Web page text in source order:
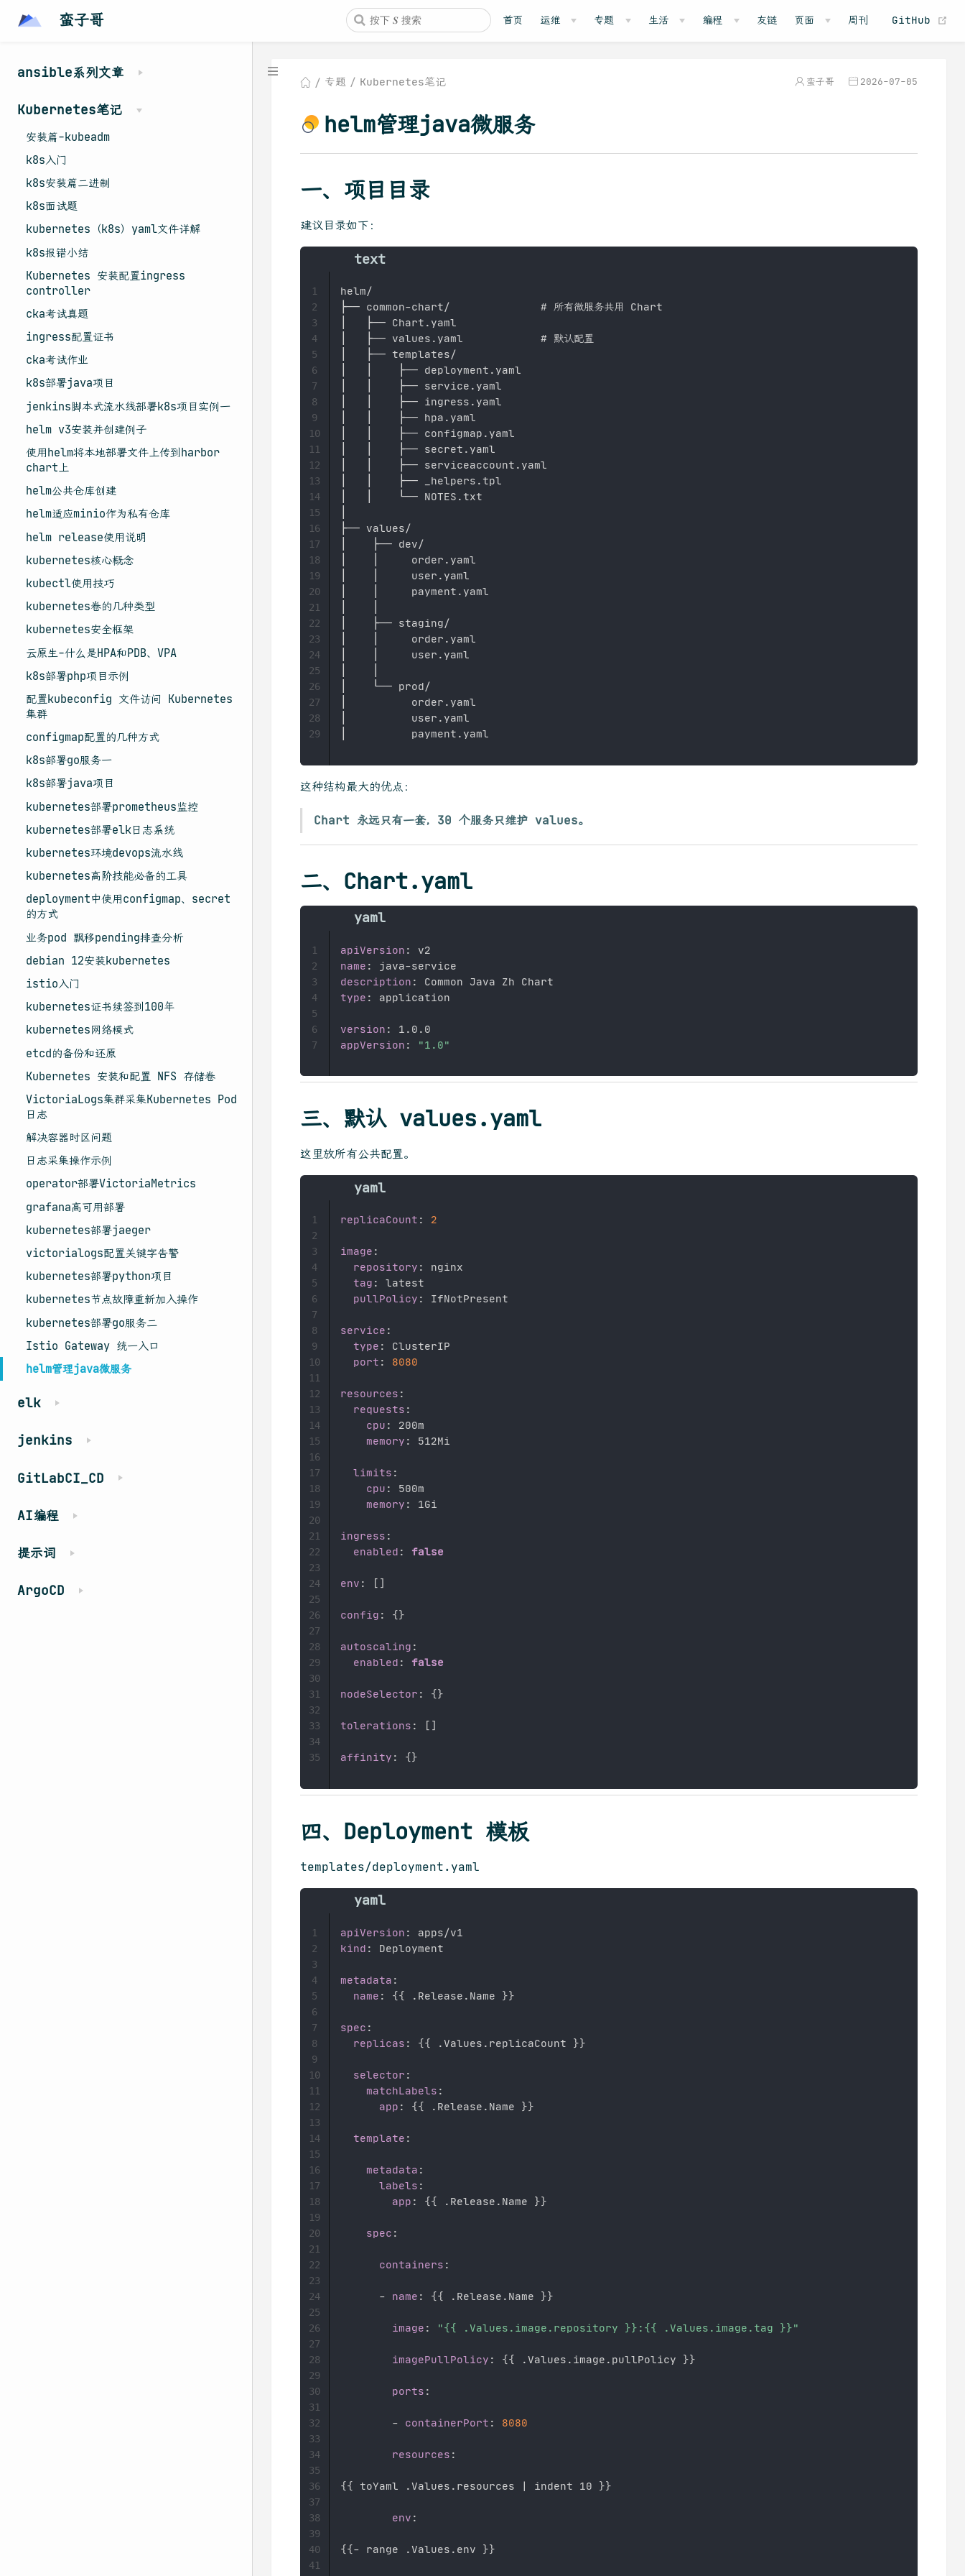
蛮子哥 首页 运维 专题 生活 编程 友链 页面 周刊 GitHub
ansible系列文章
Kubernetes笔记
安装篇-kubeadm
k8s入门
k8s安装篇二进制
k8s面试题
kubernetes（k8s）yaml文件详解
k8s报错小结
Kubernetes 安装配置ingress
controller
cka考试真题
ingress配置证书
cka考试作业
k8s部署java项目
jenkins脚本式流水线部署k8s项目实例一
helm v3安装并创建例子
使用helm将本地部署文件上传到harbor
chart上
helm公共仓库创建
helm适应minio作为私有仓库
helm release使用说明
kubernetes核心概念
kubectl使用技巧
kubernetes卷的几种类型
kubernetes安全框架
云原生-什么是HPA和PDB、VPA
k8s部署php项目示例
配置kubeconfig 文件访问 Kubernetes
集群
configmap配置的几种方式
k8s部署go服务一
k8s部署java项目
kubernetes部署prometheus监控
kubernetes部署elk日志系统
kubernetes环境devops流水线
kubernetes高阶技能必备的工具
deployment中使用configmap、secret
的方式
业务pod 飘移pending排查分析
debian 12安装kubernetes
istio入门
kubernetes证书续签到100年
kubernetes网络模式
etcd的备份和还原
Kubernetes 安装和配置 NFS 存储卷
VictoriaLogs集群采集Kubernetes Pod
日志
解决容器时区问题
日志采集操作示例
operator部署VictoriaMetrics
grafana高可用部署
kubernetes部署jaeger
victorialogs配置关键字告警
kubernetes部署python项目
kubernetes节点故障重新加入操作
kubernetes部署go服务二
Istio Gateway 统一入口
helm管理java微服务
elk
jenkins
GitLabCI_CD
AI编程
提示词
ArgoCD
专题 Kubernetes笔记 蛮子哥 2026-07-05
helm管理java微服务
一、项目目录
建议目录如下：
helm/
├── common-chart/              # 所有微服务共用 Chart
│   ├── Chart.yaml
│   ├── values.yaml            # 默认配置
│   ├── templates/
│   │    ├── deployment.yaml
│   │    ├── service.yaml
│   │    ├── ingress.yaml
│   │    ├── hpa.yaml
│   │    ├── configmap.yaml
│   │    ├── secret.yaml
│   │    ├── serviceaccount.yaml
│   │    ├── _helpers.tpl
│   │    └── NOTES.txt
├── values/
│    ├── dev/
│    │     order.yaml
│    │     user.yaml
│    │     payment.yaml
│    ├── staging/
│    │     order.yaml
│    │     user.yaml
│    └── prod/
│          order.yaml
│          user.yaml
1
2
3
4
5
6
7
8
9
10
11
12
13
14
15
16
17
18
19
20
21
22
23
24
25
26
27
28
29
这种结构最大的优点：
Chart 永远只有一套，30 个服务只维护 values。
二、Chart.yaml
apiVersion :
name : java-
description :
type : application
version :
appVersion : "1.0"
1
2
3
4
5
6
7
三、默认 values.yaml
这里放所有公共配置。
replicaCount : 2
image :
repository :
nginx
tag :
latest
pullPolicy : IfNotPresent
service :
type :
ClusterIP
port : 8080
resources :
requests :
cpu :
200m
memory : 512Mi
limits :
cpu :
500m
memory : 1Gi
ingress :
enabled : false
env : [ ]
config : {}
autoscaling :
enabled : false
nodeSelector : {}
tolerations : [ ]
affinity : {}
1
2
3
4
5
6
7
8
9
10
11
12
13
14
15
16
17
18
19
20
21
22
23
24
25
26
27
28
29
30
31
32
33
34
35
四、Deployment 模板
templates/deployment.yaml
apiVersion :
kind : Deployment
metadata :
name : {{ .Release.Name }}
spec :
replicas : {{ .Values.replicaCount }}
selector :
matchLabels :
app : {{ .Release.Name }}
template :
metadata :
labels :
app : {{ .Release.Name }}
spec :
containers :
- name : {{ .Release.Name }}
image : "{{ .Values.image.repository }}:{{ .Values.image.tag }}"
imagePullPolicy : {{ .Values.image.pullPolicy }}
ports :
- containerPort : 8080
resources :
{{ toYaml .Values.resources | indent 10 }}
env :
{{- range .Values.env }}
1
2
3
4
5
6
7
8
9
10
11
12
13
14
15
16
17
18
19
20
21
22
23
24
25
26
27
28
29
30
31
32
33
34
35
36
37
38
39
40
41